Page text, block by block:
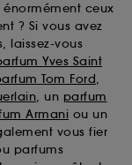
énormément ceux
? Si vous avez
laissez-vous
Yves Saint
Tom Ford,
, un parfum
Armani ou un
vous fier
parfums